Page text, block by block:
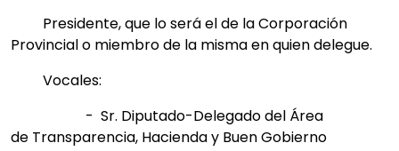
Presidente, que lo será el de la Corporación
Provincial o miembro de la misma en quien delegue.
Vocales:
- Sr. Diputado-Delegado del Área
de Transparencia, Hacienda y Buen Gobierno